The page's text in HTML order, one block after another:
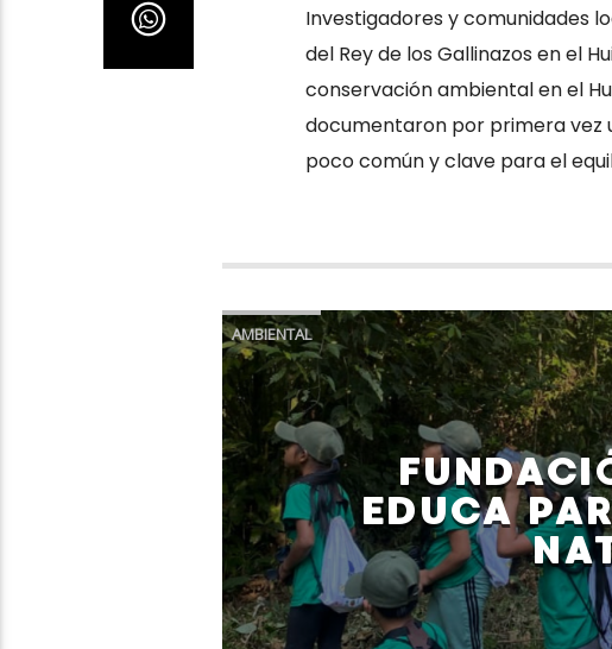
Investigadores y comunidades
del Rey de los Gallinazos en el
conservación ambiental en el
documentaron por primera vez
poco común y clave para el
AMBIENTAL
EDUCA